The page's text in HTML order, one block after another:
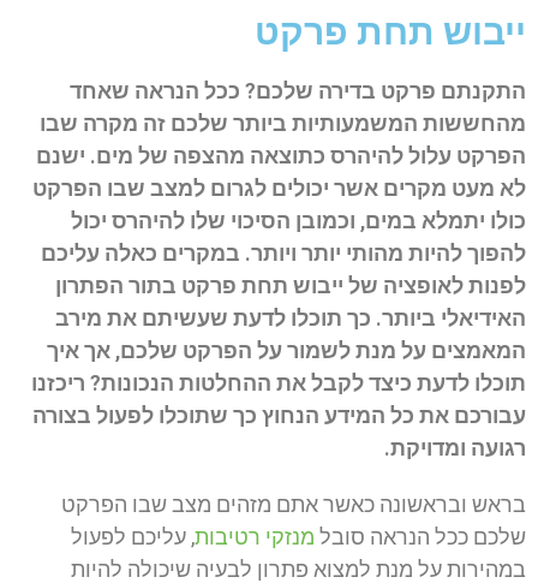
ייבוש תחת פרקט
התקנתם פרקט בדירה שלכם? ככל הנראה שאחד
מהחששות המשמעותיות ביותר שלכם זה מקרה שבו
הפרקט עלול להיהרס כתוצאה מהצפה של מים. ישנם
לא מעט מקרים אשר יכולים לגרום למצב שבו הפרקט
כולו יתמלא במים, וכמובן הסיכוי שלו להיהרס יכול
להפוך להיות מהותי יותר ויותר. במקרים כאלה עליכם
לפנות לאופציה של ייבוש תחת פרקט בתור הפתרון
האידיאלי ביותר. כך תוכלו לדעת שעשיתם את מירב
המאמצים על מנת לשמור על הפרקט שלכם, אך איך
תוכלו לדעת כיצד לקבל את ההחלטות הנכונות? ריכזנו
עבורכם את כל המידע הנחוץ כך שתוכלו לפעול בצורה
רגועה ומדויקת.
בראש ובראשונה כאשר אתם מזהים מצב שבו הפרקט
שלכם ככל הנראה סובל מנזקי רטיבות, עליכם לפעול
במהירות על מנת למצוא פתרון לבעיה שיכולה להיות